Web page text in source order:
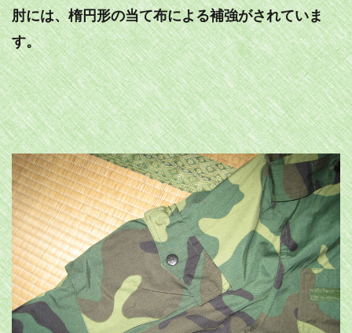
肘には、楕円形の当て布による補強がされていま
す。